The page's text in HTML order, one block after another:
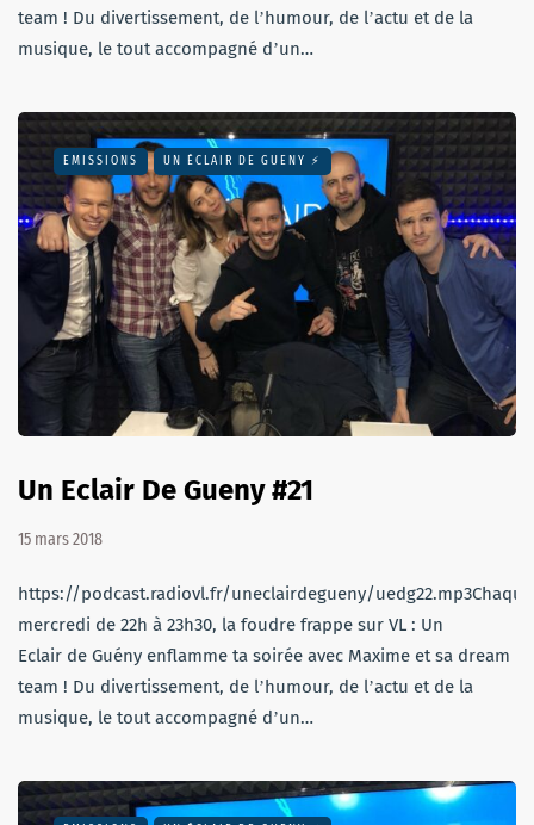
team ! Du divertissement, de lʼhumour, de lʼactu et de la
musique, le tout accompagné dʼun…
EMISSIONS UN ÉCLAIR DE GUENY ⚡️
Un Eclair De Gueny #21
15 mars 2018
https://podcast.radiovl.fr/uneclairdegueny/uedg22.mp3Chaque
mercredi de 22h à 23h30, la foudre frappe sur VL : Un
Eclair de Guény enflamme ta soirée avec Maxime et sa dream
team ! Du divertissement, de lʼhumour, de lʼactu et de la
musique, le tout accompagné dʼun…